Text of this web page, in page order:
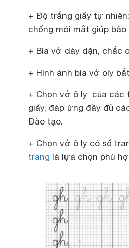
+ Độ trắng giấy tự
chống mỏi mắt giúp
+ Bìa vở dày dặn, chắc
+ Hình ảnh bìa vở oly
+ Chọn vở ô ly của các
giấy, đáp ứng đầy đủ
Đào tạo.
+ Chọn vở ô ly có số
trang là lựa chọn phù